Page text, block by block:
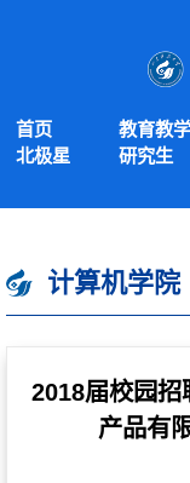
首页 教育教学
北极星
研究生
计算机学院
2018届校园
产品有